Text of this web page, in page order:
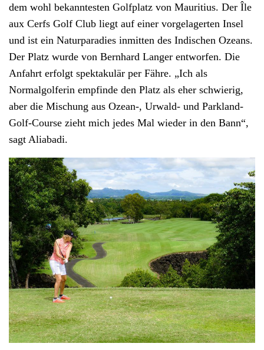
dem wohl bekanntesten Golfplatz von Mauritius. Der Île
aux Cerfs Golf Club liegt auf einer vorgelagerten Insel
und ist ein Naturparadies inmitten des Indischen Ozeans.
Der Platz wurde von Bernhard Langer entworfen. Die
Anfahrt erfolgt spektakulär per Fähre. „Ich als
Normalgolferin empfinde den Platz als eher schwierig,
aber die Mischung aus Ozean-, Urwald- und Parkland-
Golf-Course zieht mich jedes Mal wieder in den Bann“,
sagt Aliabadi.